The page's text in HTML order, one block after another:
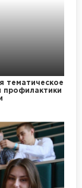
тематическое
профилактики